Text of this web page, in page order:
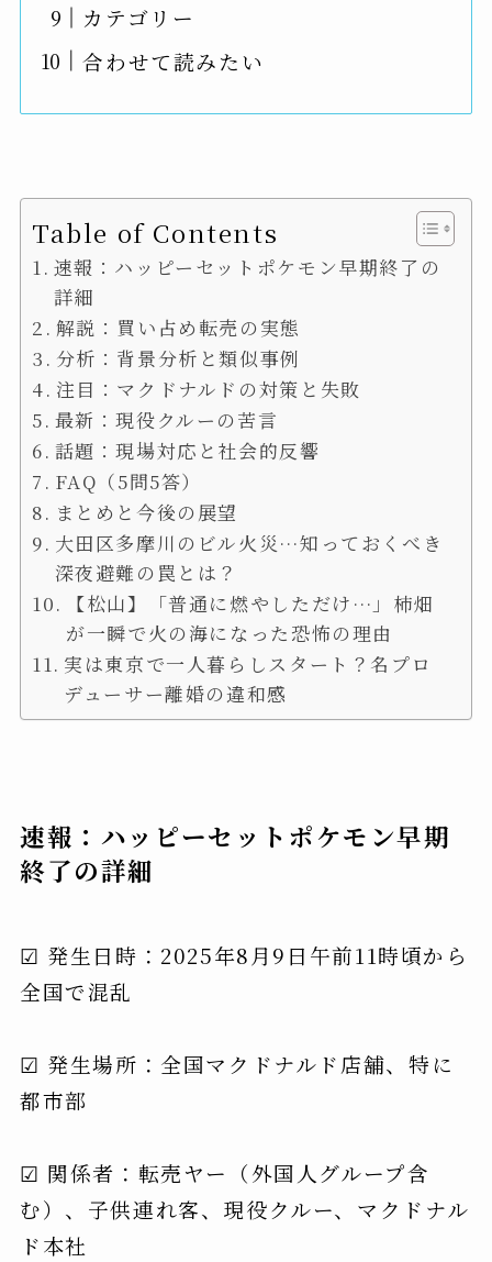
カテゴリー
合わせて読みたい
Table of Contents
速報：ハッピーセットポケモン早期終了の
詳細
解説：買い占め転売の実態
分析：背景分析と類似事例
注目：マクドナルドの対策と失敗
最新：現役クルーの苦言
話題：現場対応と社会的反響
FAQ（5問5答）
まとめと今後の展望
大田区多摩川のビル火災…知っておくべき
深夜避難の罠とは？
【松山】「普通に燃やしただけ…」柿畑
が一瞬で火の海になった恐怖の理由
実は東京で一人暮らしスタート？名プロ
デューサー離婚の違和感
速報：ハッピーセットポケモン早期
終了の詳細
☑ 発生日時：2025年8月9日午前11時頃から
全国で混乱
☑ 発生場所：全国マクドナルド店舗、特に
都市部
☑ 関係者：転売ヤー（外国人グループ含
む）、子供連れ客、現役クルー、マクドナル
ド本社